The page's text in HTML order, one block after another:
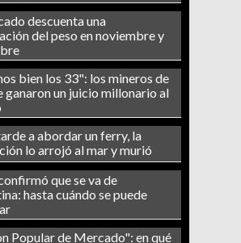
descuenta una
del peso en noviembre y
bien los 33": los mineros de
ganaron un juicio millonario al
a abordar un ferry, la
lo arrojó al mar y murió
que se va de
hasta cuándo se puede
Popular de Mercado": en qué